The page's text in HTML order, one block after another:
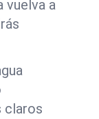
vuelva a
claros